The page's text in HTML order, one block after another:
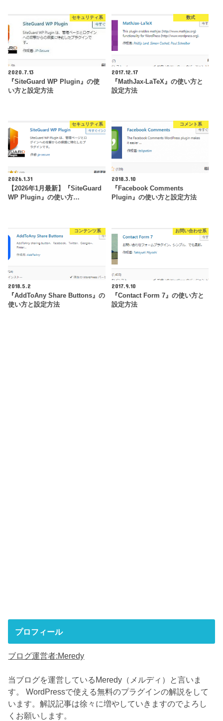
セキュリティ系
2020.7.13
『SiteGuard WP Plugin』の使
い方と設定方法
数式
2017.12.17
『MathJax-LaTeX』の使い方と
設定方法
セキュリティ系
2026.1.31
【2026年1月最新】『SiteGuard
WP Plugin』の使い方…
コメント系
2018.3.10
『Facebook Comments
Plugin』の使い方と設定方法
コンテンツ系
2018.5.2
『AddToAny Share Buttons』の
使い方と設定方法
お問い合わせ系
2017.9.10
『Contact Form 7』の使い方と
設定方法
プロフィール
ブログ運営者:Meredy
当ブログを運営しているMeredy（メルディ）と言いま
す。 WordPressで使える無料のプラグインの解説をして
います。解説記事は徐々に増やしていきますのでよろし
くお願いします。